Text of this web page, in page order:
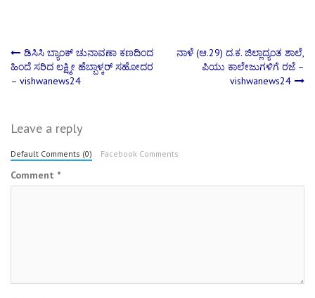
Post
navigation
ಡಿಸಿಸಿ ಬ್ಯಾಂಕ್ ಚುನಾವಣಾ ಕಣದಿಂದ
ಹಿಂದೆ ಸರಿದ ಲಕ್ಷ್ಮೀ ಹೆಬ್ಬಾಳ್ಕರ್‌ ಸಹೋದರ
– vishwanews24
ನಾಳೆ (ಆ.29) ದ.ಕ. ಜಿಲ್ಲಾದ್ಯಂತ ಶಾಲೆ,
ಪಿಯು ಕಾಲೇಜುಗಳಿಗೆ ರಜೆ –
vishwanews24
Leave a reply
Default Comments (0) Facebook Comments
Comment *